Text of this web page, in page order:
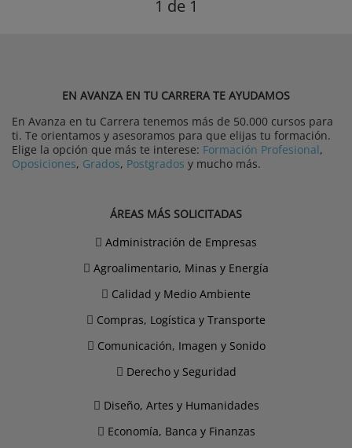
1 de 1
EN AVANZA EN TU CARRERA TE AYUDAMOS
En Avanza en tu Carrera tenemos más de 50.000 cursos para
ti. Te orientamos y asesoramos para que elijas tu formación.
Elige la opción que más te interese: Formación Profesional,
Oposiciones, Grados, Postgrados y mucho más.
ÁREAS MÁS SOLICITADAS
Administración de Empresas
Agroalimentario, Minas y Energía
Calidad y Medio Ambiente
Compras, Logística y Transporte
Comunicación, Imagen y Sonido
Derecho y Seguridad
Diseño, Artes y Humanidades
Economía, Banca y Finanzas